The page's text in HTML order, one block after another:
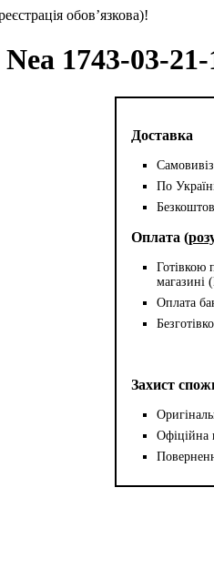
обов’язкова)!
1743-03-21-
Доставка
Самовивіз
По
Оплата (
Готівкою
магазині
Оплата
Захист
Офіційна